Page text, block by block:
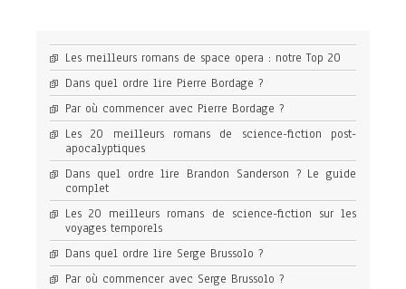
Les meilleurs romans de space opera : notre Top 20
Dans quel ordre lire Pierre Bordage ?
Par où commencer avec Pierre Bordage ?
Les 20 meilleurs romans de science-fiction post-
apocalyptiques
Dans quel ordre lire Brandon Sanderson ? Le guide
complet
Les 20 meilleurs romans de science-fiction sur les
voyages temporels
Dans quel ordre lire Serge Brussolo ?
Par où commencer avec Serge Brussolo ?